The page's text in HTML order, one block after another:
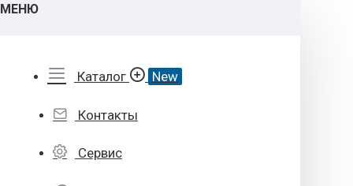
МЕНЮ
Каталог New
Контакты
Сервис